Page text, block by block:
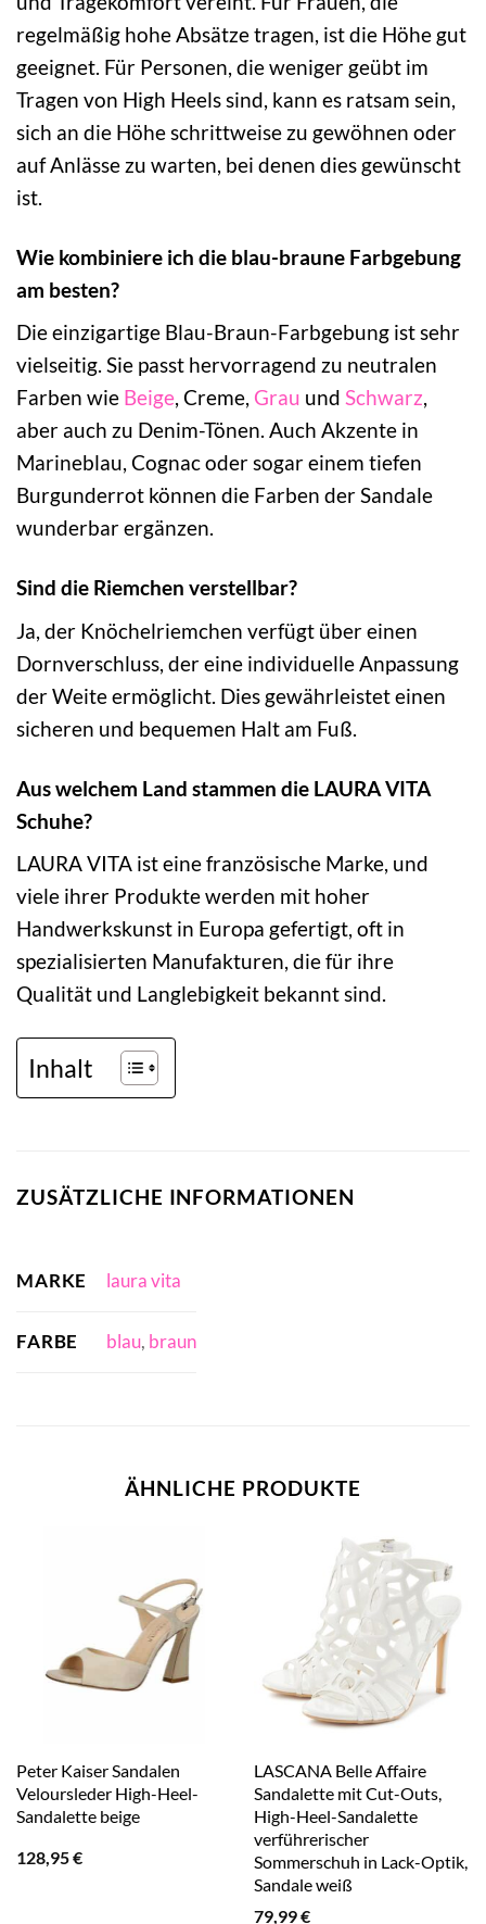
regelmäßig hohe Absätze tragen, ist die Höhe gut
geeignet. Für Personen, die weniger geübt im
Tragen von High Heels sind, kann es ratsam sein,
sich an die Höhe schrittweise zu gewöhnen oder
auf Anlässe zu warten, bei denen dies gewünscht
ist.
Wie kombiniere ich die blau-braune Farbgebung
am besten?
Die einzigartige Blau-Braun-Farbgebung ist sehr
vielseitig. Sie passt hervorragend zu neutralen
Farben wie Beige, Creme, Grau und Schwarz,
aber auch zu Denim-Tönen. Auch Akzente in
Marineblau, Cognac oder sogar einem tiefen
Burgunderrot können die Farben der Sandale
wunderbar ergänzen.
Sind die Riemchen verstellbar?
Ja, der Knöchelriemchen verfügt über einen
Dornverschluss, der eine individuelle Anpassung
der Weite ermöglicht. Dies gewährleistet einen
sicheren und bequemen Halt am Fuß.
Aus welchem Land stammen die LAURA VITA
Schuhe?
LAURA VITA ist eine französische Marke, und
viele ihrer Produkte werden mit hoher
Handwerkskunst in Europa gefertigt, oft in
spezialisierten Manufakturen, die für ihre
Qualität und Langlebigkeit bekannt sind.
Inhalt
ZUSÄTZLICHE INFORMATIONEN
MARKE laura vita
FARBE blau, braun
ÄHNLICHE PRODUKTE
Peter Kaiser Sandalen
Veloursleder High-Heel-
Sandalette beige
128,95€
LASCANA Belle Affaire
Sandalette mit Cut-Outs,
High-Heel-Sandalette
verführerischer
Sommerschuh in Lack-Optik,
Sandale weiß
79,99€